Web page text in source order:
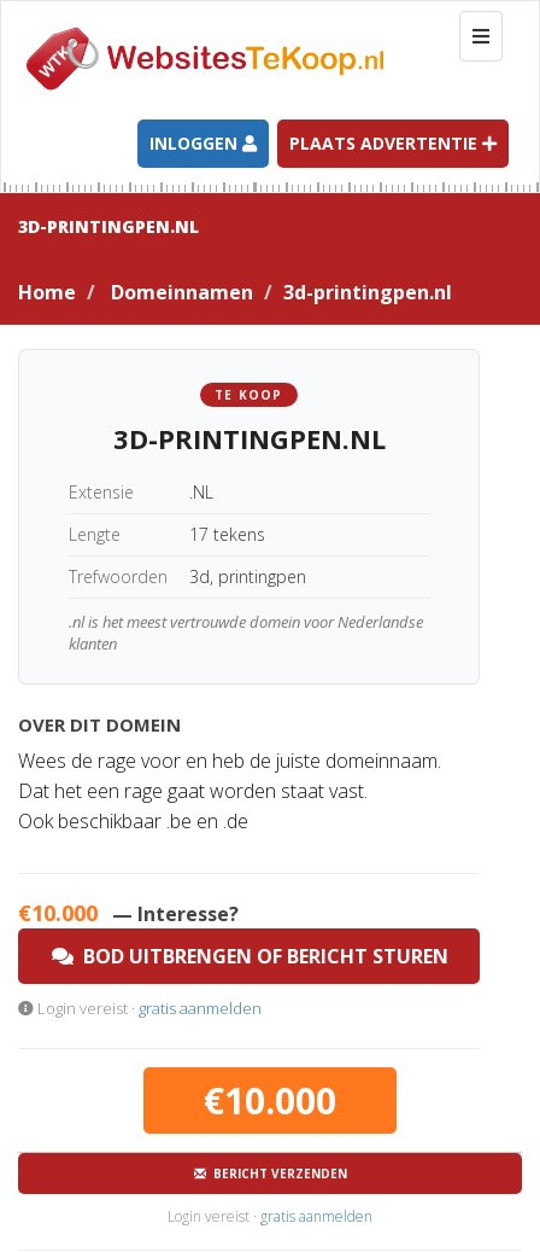
T
o
g
l
e
n
a
t
INLOGGEN PLAATS ADVERTENTIE
3D-PRINTINGPEN.NL
Home Domeinnamen 3d-printingpen.nl
TE KOOP
3D-PRINTINGPEN.NL
Extensie
.NL
Lengte
17 tekens
Trefwoorden
3d, printingpen
.nl is het meest vertrouwde domein voor Nederlandse
klanten
OVER DIT DOMEIN
Wees de rage voor en heb de juiste domeinnaam.
Dat het een rage gaat worden staat vast.
Ook beschikbaar .be en .de
€10.000 — Interesse?
BOD UITBRENGEN OF BERICHT STUREN
Login vereist · gratis aanmelden
€10.000
BERICHT VERZENDEN
Login vereist · gratis aanmelden